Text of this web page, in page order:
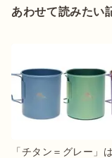
あわせて読みたい
「チタン＝グレー」